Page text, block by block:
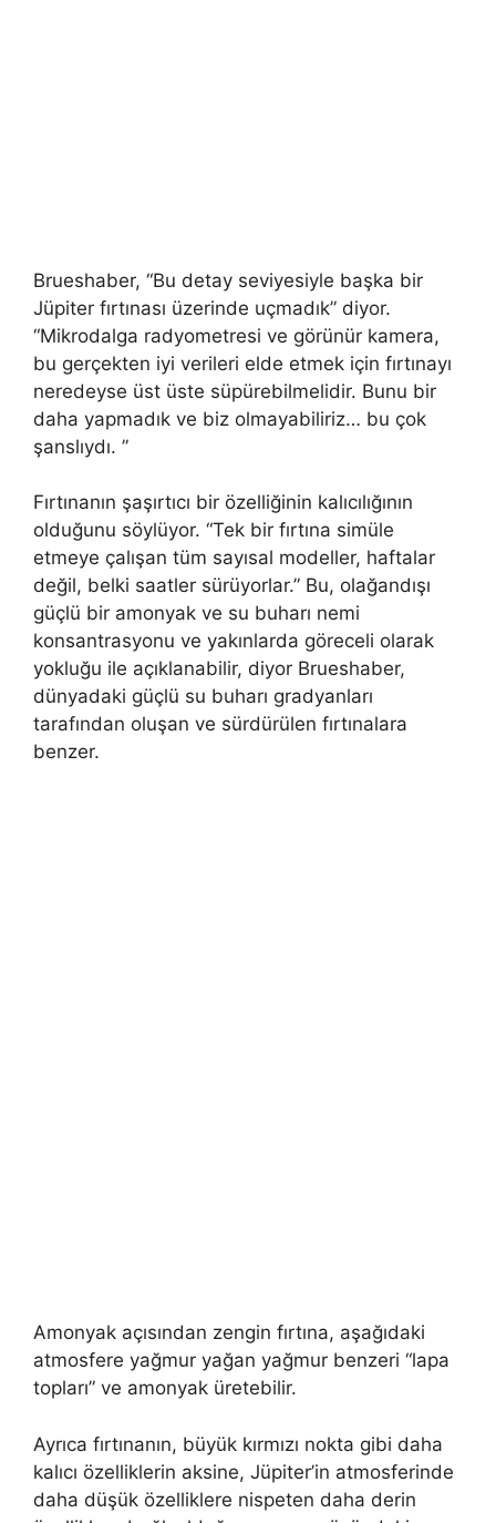
Brueshaber, “Bu detay seviyesiyle başka bir
Jüpiter fırtınası üzerinde uçmadık” diyor.
“Mikrodalga radyometresi ve görünür kamera,
bu gerçekten iyi verileri elde etmek için fırtınayı
neredeyse üst üste süpürebilmelidir. Bunu bir
daha yapmadık ve biz olmayabiliriz… bu çok
şanslıydı. ”
Fırtınanın şaşırtıcı bir özelliğinin kalıcılığının
olduğunu söylüyor. “Tek bir fırtına simüle
etmeye çalışan tüm sayısal modeller, haftalar
değil, belki saatler sürüyorlar.” Bu, olağandışı
güçlü bir amonyak ve su buharı nemi
konsantrasyonu ve yakınlarda göreceli olarak
yokluğu ile açıklanabilir, diyor Brueshaber,
dünyadaki güçlü su buharı gradyanları
tarafından oluşan ve sürdürülen fırtınalara
benzer.
Amonyak açısından zengin fırtına, aşağıdaki
atmosfere yağmur yağan yağmur benzeri “lapa
topları” ve amonyak üretebilir.
Ayrıca fırtınanın, büyük kırmızı nokta gibi daha
kalıcı özelliklerin aksine, Jüpiter’in atmosferinde
daha düşük özelliklere nispeten daha derin